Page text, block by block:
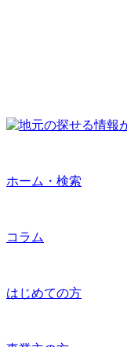
ホーム・検索
コラム
はじめての方